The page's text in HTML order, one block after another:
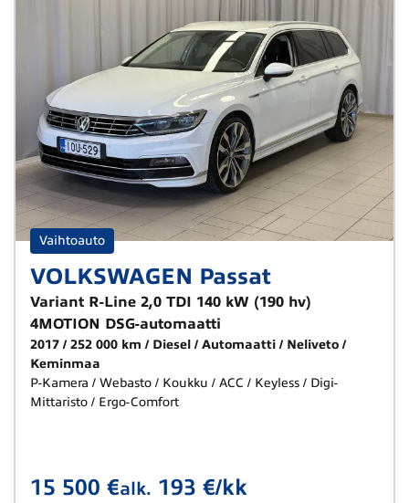
Vaihtoauto
VOLKSWAGEN Passat
Variant R-Line 2,0 TDI 140 kW (190 hv)
4MOTION DSG-automaatti
2017 252 000 km Diesel Automaatti
Neliveto
Keminmaa
P-Kamera / Webasto / Koukku / ACC / Keyless / Digi-
Mittaristo / Ergo-Comfort
15 500 €alk. 193 €/kk